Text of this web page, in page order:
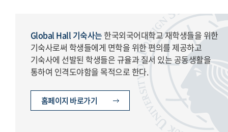
Global Hall 기숙사는 한국외국어대학교 재학생들을 위한
기숙사로써 학생들에게 면학을 위한 편의를 제공하고
기숙사에 선발된 학생들은 규율과 질서 있는 공동생활을
통하여 인격도야함을 목적으로 한다.
홈페이지 바로가기